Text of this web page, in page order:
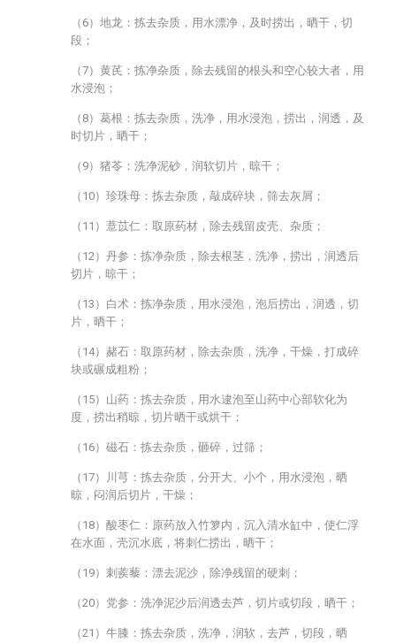
（6）地龙：拣去杂质，用水漂净，及时捞出，晒干，切
段；
（7）黄芪：拣净杂质，除去残留的根头和空心较大者，用
水浸泡；
（8）葛根：拣去杂质，洗净，用水浸泡，捞出，润透，及
时切片，晒干；
（9）猪苓：洗净泥砂，润软切片，晾干；
（10）珍珠母：拣去杂质，敲成碎块，筛去灰屑；
（11）薏苡仁：取原药材，除去残留皮壳、杂质；
（12）丹参：拣净杂质，除去根茎，洗净，捞出，润透后
切片，晾干；
（13）白术：拣净杂质，用水浸泡，泡后捞出，润透，切
片，晒干；
（14）赭石：取原药材，除去杂质，洗净，干燥，打成碎
块或碾成粗粉；
（15）山药：拣去杂质，用水逮泡至山药中心部软化为
度，捞出稍晾，切片晒干或烘干；
（16）磁石：拣去杂质，砸碎，过筛；
（17）川芎：拣去杂质，分开大、小个，用水浸泡，晒
晾，闷润后切片，干燥；
（18）酸枣仁：原药放入竹箩内，沉入清水缸中，使仁浮
在水面，壳沉水底，将刺仁捞出，晒干；
（19）刺蒺藜：漂去泥沙，除净残留的硬刺；
（20）党参：洗净泥沙后润透去芦，切片或切段，晒干；
（21）牛膝：拣去杂质，洗净，润软，去芦，切段，晒